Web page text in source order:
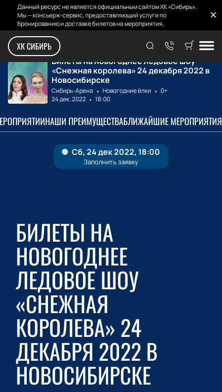
Данный ресурс не является официальным сайтом ХК «Сибирь».
Мы — консьерж-сервис, предоставляющий услуги по
бронированию и доставке билетов на мероприятия.
ХК СИБИРЬ
Главная Билеты на матчи «Снежная короле...
Билеты на новогоднее ледовое шоу
«Снежная королева» 24 декабря 2022 в
Новосибирске
Сибирь-Арена Новогодние ёлки
0+
24 дек. 2022
18:00
НАШИ ПРЕИМУЩЕСТВАБЛИЖАЙШИЕ МЕРОПРИЯТИЯ
БИЛЕТЫ НА
НОВОГОДНЕЕ
ЛЕДОВОЕ ШОУ
«СНЕЖНАЯ
КОРОЛЕВА» 24
ДЕКАБРЯ 2022 В
НОВОСИБИРСКЕ